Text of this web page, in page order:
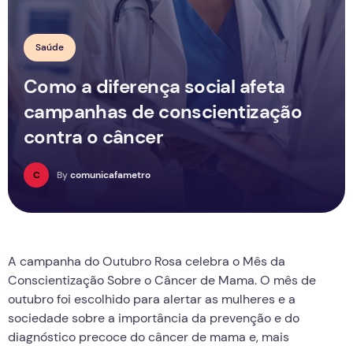
Saúde
Como a diferença social afeta
campanhas de conscientização
contra o câncer
C Bycomunicafametro
A campanha do Outubro Rosa celebra o Mês da
Conscientização Sobre o Câncer de Mama. O mês de
outubro foi escolhido para alertar as mulheres e a
sociedade sobre a importância da prevenção e do
diagnóstico precoce do câncer de mama e, mais